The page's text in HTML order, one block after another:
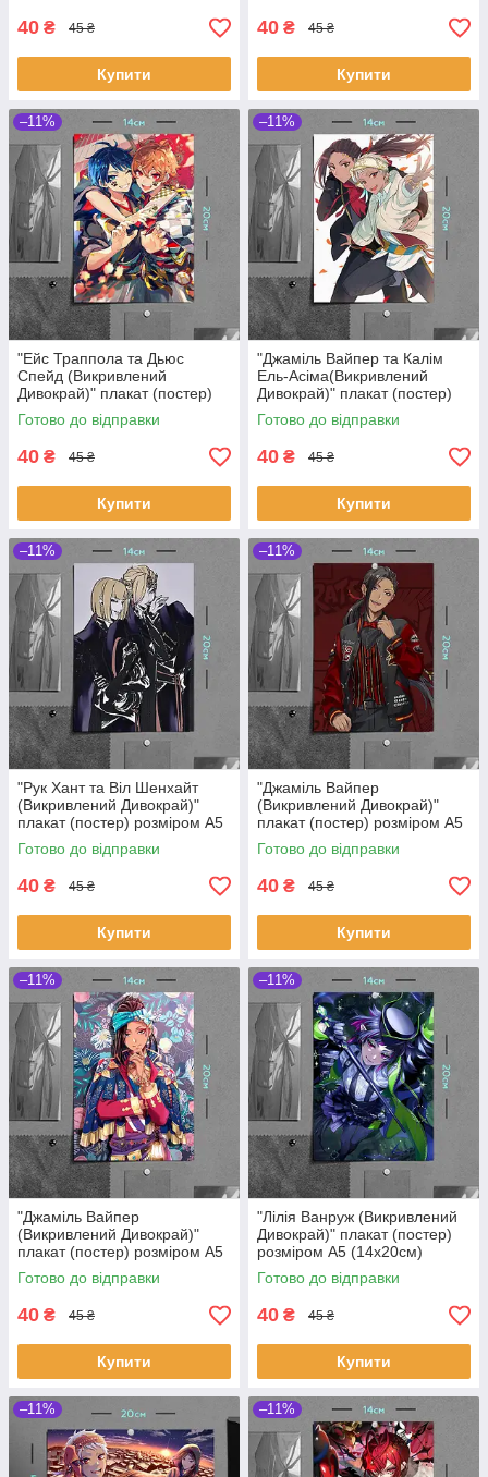
40 ₴ 45 ₴
Купити
40 ₴ 45 ₴
Купити
–11%
"Ейс Траппола та Дьюс
Спейд (Викривлений
Дивокрай)" плакат (постер)
розміром А5 (14х20см)
Готово до відправки
40 ₴ 45 ₴
Купити
–11%
"Джаміль Вайпер та Калім
Ель-Асіма(Викривлений
Дивокрай)" плакат (постер)
розміром А5 (14х20см)
Готово до відправки
40 ₴ 45 ₴
Купити
–11%
"Рук Хант та Віл Шенхайт
(Викривлений Дивокрай)"
плакат (постер) розміром А5
(14х20см)
Готово до відправки
40 ₴ 45 ₴
Купити
–11%
"Джаміль Вайпер
(Викривлений Дивокрай)"
плакат (постер) розміром А5
(14х20см)
Готово до відправки
40 ₴ 45 ₴
Купити
–11%
"Джаміль Вайпер
(Викривлений Дивокрай)"
плакат (постер) розміром А5
(14х20см)
Готово до відправки
40 ₴ 45 ₴
Купити
–11%
"Лілія Ванруж (Викривлений
Дивокрай)" плакат (постер)
розміром А5 (14х20см)
Готово до відправки
40 ₴ 45 ₴
Купити
–11% –11%